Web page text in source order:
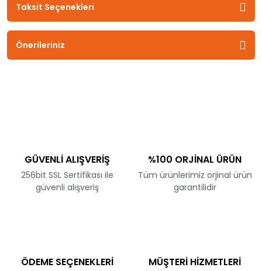
Taksit Seçenekleri
Önerileriniz
GÜVENLİ ALIŞVERİŞ
256bit SSL Sertifikası ile
güvenli alışveriş
%100 ORJİNAL ÜRÜN
Tüm ürünlerimiz orjinal ürün
garantilidir
ÖDEME SEÇENEKLERİ MÜŞTERİ HİZMETLERİ